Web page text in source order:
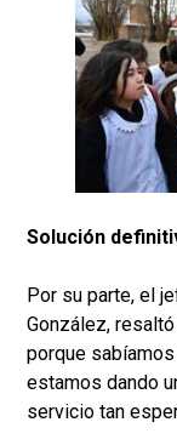
Solución
Por su parte, el
González,
porque
estamos dando
servicio tan